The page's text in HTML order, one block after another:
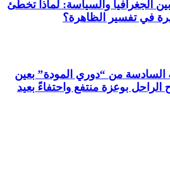
الجغرافيا والسياسة: لماذا تخطئ
في تفسير الظاهرة؟
السادسة من “دوري المودة” بعين
الراحل بوعزة منتفع واحتفاءً بعيد